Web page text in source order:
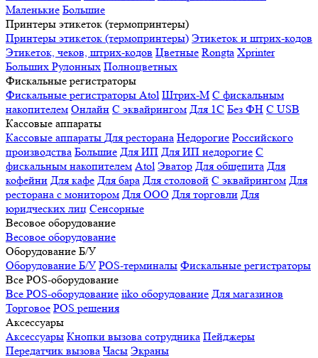
Маленькие Большие
Принтеры этикеток (термопринтеры)
Принтеры этикеток (термопринтеры) Этикеток и штрих-кодов
Этикеток, чеков, штрих-кодов Цветные Rongta Xprinter
Больших Рулонных Полноцветных
Фискальные регистраторы
Фискальные регистраторы Atol Штрих-М С фискальным
накопителем Онлайн С эквайрингом Для 1С Без ФН С USB
Кассовые аппараты
Кассовые аппараты Для ресторана Недорогие Российского
производства Большие Для ИП Для ИП недорогие С
фискальным накопителем Atol Эватор Для общепита Для
кофейни Для кафе Для бара Для столовой С эквайрингом Для
ресторана с монитором Для ООО Для торговли Для
юридческих лиц Сенсорные
Весовое оборудование
Весовое оборудование
Оборудование Б/У
Оборудование Б/У POS-терминалы Фискальные регистраторы
Все POS-оборудование
Все POS-оборудование iiko оборудование Для магазинов
Торговое POS решения
Аксессуары
Аксессуары Кнопки вызова сотрудника Пейджеры
Передатчик вызова Часы Экраны